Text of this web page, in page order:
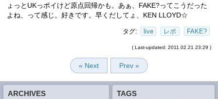
ょっとUKっポイけど原点回帰かも。あぁ、FAKE?ってこうだった
よね、って感じ。好きです。早くだしてょ、KEN LLOYD☆
タグ: live レポ FAKE?
( Last-updated: 2011.02.21 23:29 )
« Next Prev »
ARCHIVES TAGS